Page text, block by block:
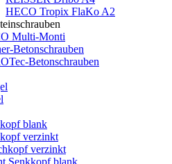
HECO Tropix FlaKo A2
Multi-Monti
Betonschrauben
Betonschrauben
blank
verzinkt
verzinkt
Senkkopf blank